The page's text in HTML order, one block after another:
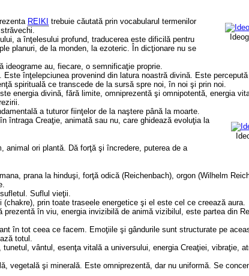
REIKI trebuie căutată prin vocabularul termenilor
a înţelesului profund, traducerea este dificilă pentru
planuri, de la monden, la ezoteric. În dicţionare nu se
au, fiecare, o semnificaţie proprie.
înţelepciunea provenind din latura noastră divină. Este
spirituală ce transcede de la sursă spre noi, în noi şi prin noi.
energia divină, fără limite, omniprezentă şi omnipotentă, energia
a tuturor fiinţelor de la naştere până la moarte.
întraga Creaţie, animată sau nu, care ghidează evoluţia la
ori plantă. Dă forţă şi încredere, puterea de a
prana la hinduşi, forţă odică (Reichenbach), orgon (Wilhelm
Suflul vieţii.
prin toate traseele energetice şi el este cel ce creează aura.
în viu, energia invizibilă de animă vizibilul, este partea din
în tot ceea ce facem. Emoţiile şi gândurile sunt structurate pe
totul.
vântul, esenţa vitală a universului, energia Creaţiei, vibraţie,
vegetală şi minerală. Este omniprezentă, dar nu uniformă. Se